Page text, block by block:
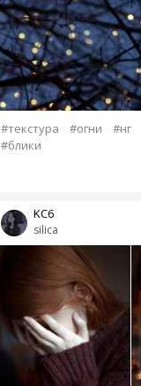
#текстура #огни #нг
#блики
silica
KC6